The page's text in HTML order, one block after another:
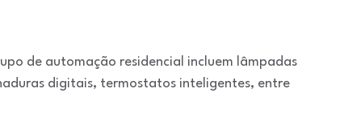
de automação residencial incluem lâmpadas
digitais, termostatos inteligentes, entre